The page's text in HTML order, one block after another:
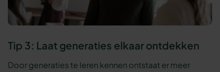
Tip 3: Laat generaties elkaar ontdekken
Door generaties te leren kennen ontstaat er meer